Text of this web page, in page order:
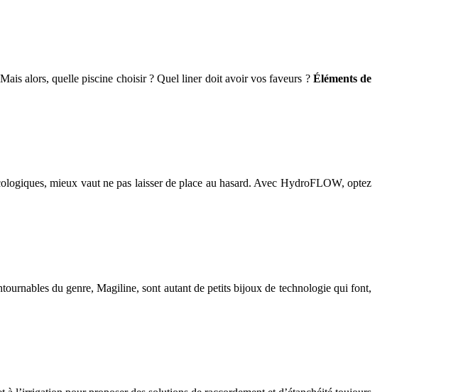
alors, quelle piscine choisir ? Quel liner doit avoir vos faveurs ? Éléments de
mieux vaut ne pas laisser de place au hasard. Avec HydroFLOW, optez
du genre, Magiline, sont autant de petits bijoux de technologie qui font,